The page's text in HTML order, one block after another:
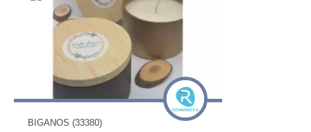
BIGANOS (33380)